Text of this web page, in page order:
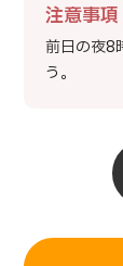
注意事
前日の夜8
う。